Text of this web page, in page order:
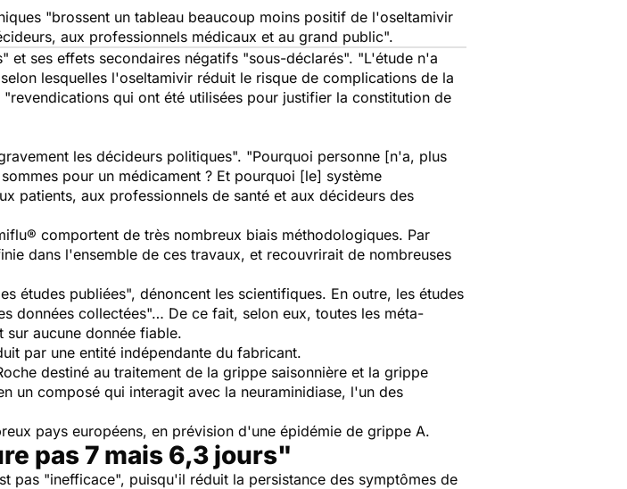
"brossent un tableau beaucoup moins positif de l'oseltamivir
aux professionnels médicaux et au grand public".
et ses effets secondaires négatifs "sous-déclarés". "L'étude n'a
lesquelles l'oseltamivir réduit le risque de complications de la
qui ont été utilisées pour justifier la constitution de
les décideurs politiques". "Pourquoi personne [n'a, plus
pour un médicament ? Et pourquoi [le] système
patients, aux professionnels de santé et aux décideurs des
comportent de très nombreux biais méthodologiques. Par
dans l'ensemble de ces travaux, et recouvrirait de nombreuses
études publiées", dénoncent les scientifiques. En outre, les études
données collectées"… De ce fait, selon eux, toutes les méta-
sur aucune donnée fiable.
par une entité indépendante du fabricant.
destiné au traitement de la grippe saisonnière et la grippe
un composé qui interagit avec la neuraminidiase, l'un des
pays européens, en prévision d'une épidémie de grippe A.
pas 7 mais 6,3 jours"
pas "inefficace", puisqu'il réduit la persistance des symptômes de